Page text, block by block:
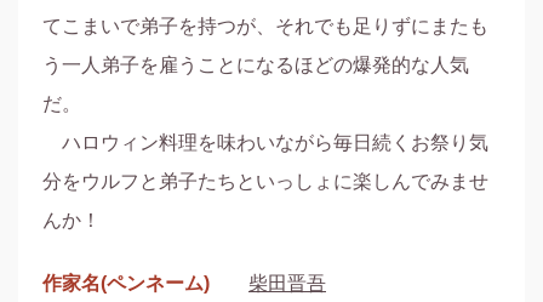
てこまいで弟子を持つが、それでも足りずにまたも
う一人弟子を雇うことになるほどの爆発的な人気
だ。
ハロウィン料理を味わいながら毎日続くお祭り気
分をウルフと弟子たちといっしょに楽しんでみませ
んか！
作家名(ペンネーム) 柴田晋吾